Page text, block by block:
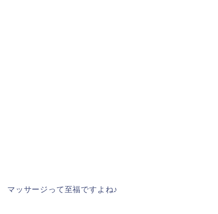
マッサージって至福ですよね♪